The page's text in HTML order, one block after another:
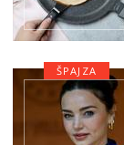
ŠPAJZA